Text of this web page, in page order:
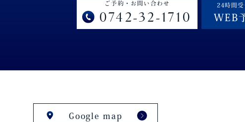
ご予約・お問い合わせ
0742-32-1710
24時間受
WEB
Google map